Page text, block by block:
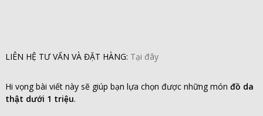
LIÊN HỆ TƯ VẤN VÀ ĐẶT HÀNG: Tại đây
Hi vọng bài viết này sẽ giúp bạn lựa chọn được những món đồ da
thật dưới 1 triệu.